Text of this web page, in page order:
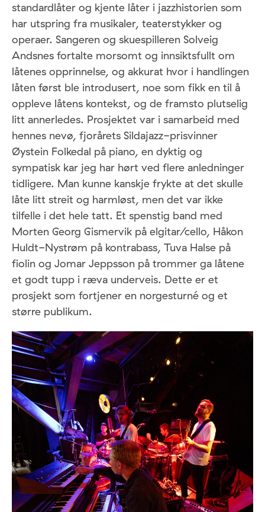
standardlåter og kjente låter i jazzhistorien som
har utspring fra musikaler, teaterstykker og
operaer. Sangeren og skuespilleren Solveig
Andsnes fortalte morsomt og innsiktsfullt om
låtenes opprinnelse, og akkurat hvor i handlingen
låten først ble introdusert, noe som fikk en til å
oppleve låtens kontekst, og de framsto plutselig
litt annerledes. Prosjektet var i samarbeid med
hennes nevø, fjorårets Sildajazz-prisvinner
Øystein Folkedal på piano, en dyktig og
sympatisk kar jeg har hørt ved flere anledninger
tidligere. Man kunne kanskje frykte at det skulle
låte litt streit og harmløst, men det var ikke
tilfelle i det hele tatt. Et spenstig band med
Morten Georg Gismervik på elgitar/cello, Håkon
Huldt-Nystrøm på kontrabass, Tuva Halse på
fiolin og Jomar Jeppsson på trommer ga låtene
et godt tupp i ræva underveis. Dette er et
prosjekt som fortjener en norgesturné og et
større publikum.